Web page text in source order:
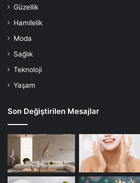
Güzellik
Hamilelik
Moda
Sağlık
Teknoloji
Yaşam
Son Değiştirilen Mesajlar